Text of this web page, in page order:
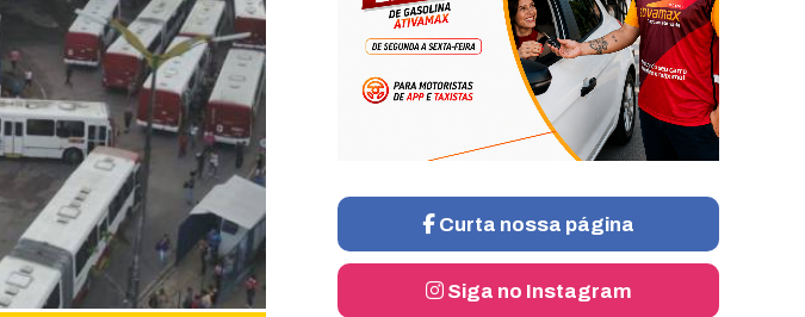
Curta nossa página
Siga no Instagram